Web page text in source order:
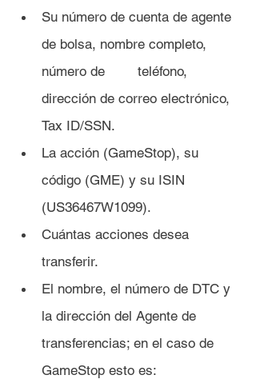
Su número de cuenta de agente
de bolsa, nombre completo,
número de 	teléfono,
dirección de correo electrónico,
Tax ID/SSN.
La acción (GameStop), su
código (GME) y su ISIN
(US36467W1099).
Cuántas acciones desea
transferir.
El nombre, el número de DTC y
la dirección del Agente de
transferencias; en el caso de
GameStop esto es: